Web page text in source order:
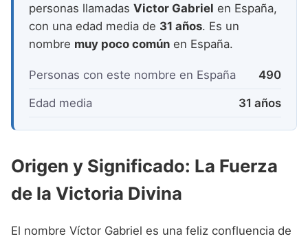
Nombres de niño que empiezan por X
Nombres de niño que empiezan por Y
Nombres de niño que empiezan por Z
personas llamadas Victor Gabriel en España,
con una edad media de 31 años. Es un
nombre muy poco común en España.
Personas con este nombre en España 490
Edad media 31 años
Origen y Significado: La Fuerza
de la Victoria Divina
El nombre Víctor Gabriel es una feliz confluencia de